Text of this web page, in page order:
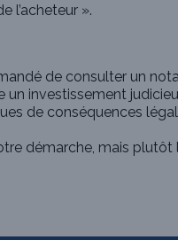
l’acheteur ».
de consulter un
un investissement
de conséquences
démarche, mais